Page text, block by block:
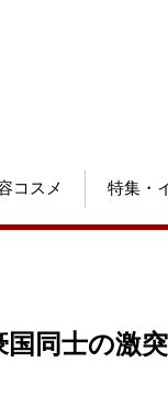
コスメ 特集・
同士の激